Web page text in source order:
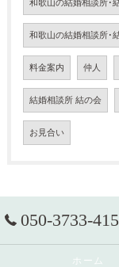
和歌山の結婚相談所･
和歌山の結婚相談所･
料金案内 仲人
結婚相談所 結の会
お見合い
050-3733-
ホーム